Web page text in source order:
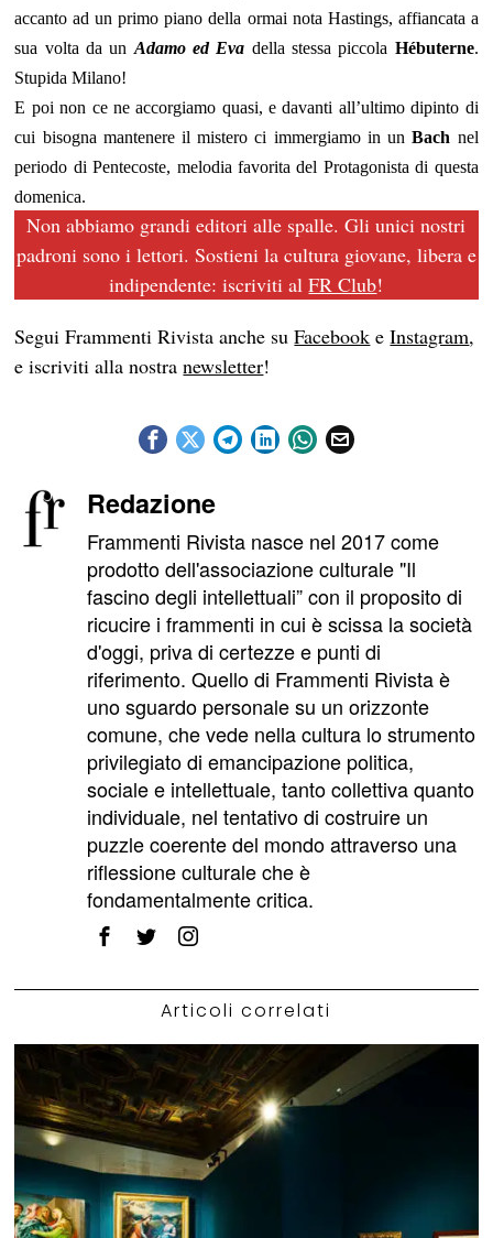
accanto ad un primo piano della ormai nota Hastings, affiancata a
sua volta da un Adamo ed Eva della stessa piccola Hébuterne.
Stupida Milano!
E poi non ce ne accorgiamo quasi, e davanti all’ultimo dipinto di
cui bisogna mantenere il mistero ci immergiamo in unBach nel
periodo di Pentecoste, melodia favorita del Protagonista di questa
domenica.
Non abbiamo grandi editori alle spalle. Gli unici nostri
padroni sono i lettori. Sostieni la cultura giovane, libera e
indipendente: iscriviti alFR Club!
Segui Frammenti Rivista anche suFacebook eInstagram,
e iscriviti alla nostranewsletter!
Redazione
Frammenti Rivista nasce nel 2017 come
prodotto dell'associazione culturale "Il
fascino degli intellettuali” con il proposito di
ricucire i frammenti in cui è scissa la società
d'oggi, priva di certezze e punti di
riferimento. Quello di Frammenti Rivista è
uno sguardo personale su un orizzonte
comune, che vede nella cultura lo strumento
privilegiato di emancipazione politica,
sociale e intellettuale, tanto collettiva quanto
individuale, nel tentativo di costruire un
puzzle coerente del mondo attraverso una
riflessione culturale che è
fondamentalmente critica.
Articoli correlati